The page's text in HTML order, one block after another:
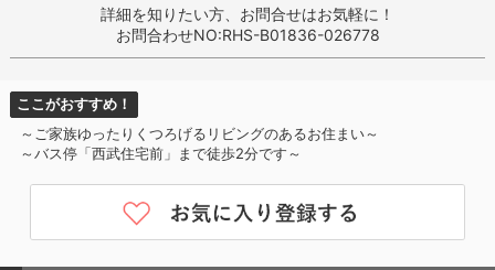
詳細を知りたい方、お問合せはお気軽に！
お問合わせNO:RHS-B01836-026778
ここがおすすめ！
～ご家族ゆったりくつろげるリビングのあるお住まい～
～バス停「西武住宅前」まで徒歩2分です～